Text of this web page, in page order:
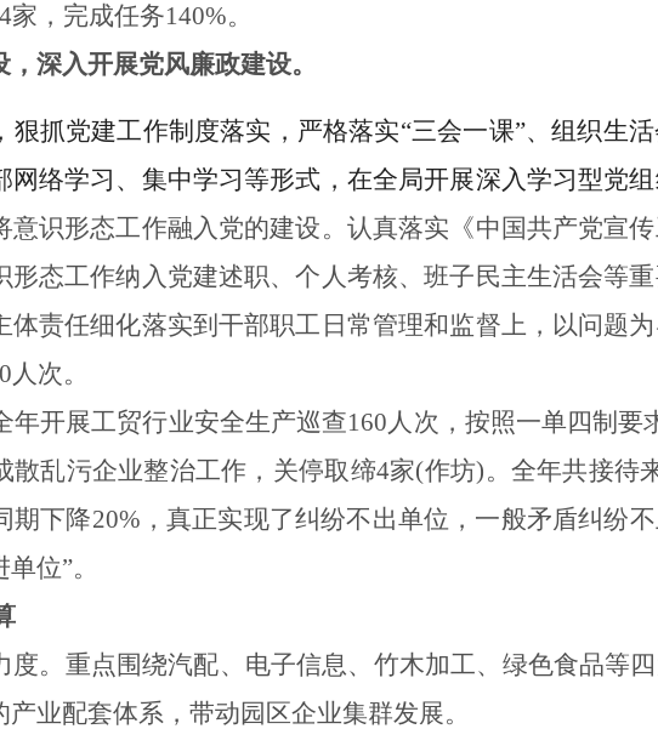
家，完成任务140%。
深入开展党风廉政建设。
狠抓党建工作制度落实，严格落实“三会一课”、组织生
网络学习、集中学习等形式，在全局开展深入学习型党
意识形态工作融入党的建设。认真落实《中国共产党宣
形态工作纳入党建述职、个人考核、班子民主生活会等
体责任细化落实到干部职工日常管理和监督上，以问题
人次。
年开展工贸行业安全生产巡查160人次，按照一单四制要
散乱污企业整治工作，关停取缔4家(作坊)。 全年共接待
期下降20% ，真正实现了纠纷不出单位，一般矛盾纠纷
单位”。
。 重点围绕汽配、电子信息、竹木加工、绿色食品等
业配套体系，带动园区企业集群发展。